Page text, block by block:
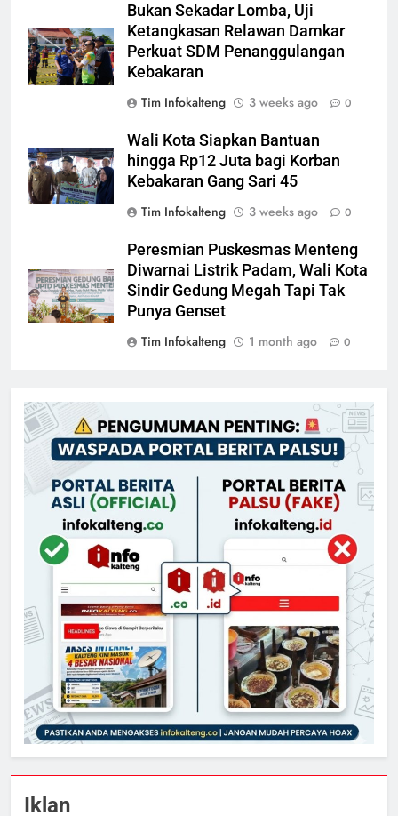
Bukan Sekadar Lomba, Uji
Ketangkasan Relawan Damkar
Perkuat SDM Penanggulangan
Kebakaran
Tim Infokalteng
3 weeks ago 0
Wali Kota Siapkan Bantuan
hingga Rp12 Juta bagi Korban
Kebakaran Gang Sari 45
Tim Infokalteng
3 weeks ago 0
Peresmian Puskesmas Menteng
Diwarnai Listrik Padam, Wali Kota
Sindir Gedung Megah Tapi Tak
Punya Genset
Tim Infokalteng
1 month ago 0
Iklan